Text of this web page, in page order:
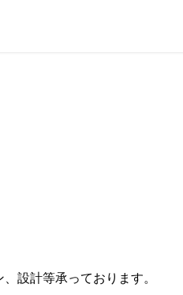
設計等承っております。